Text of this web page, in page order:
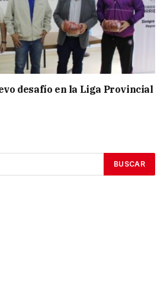
desafío en la Liga Provincial